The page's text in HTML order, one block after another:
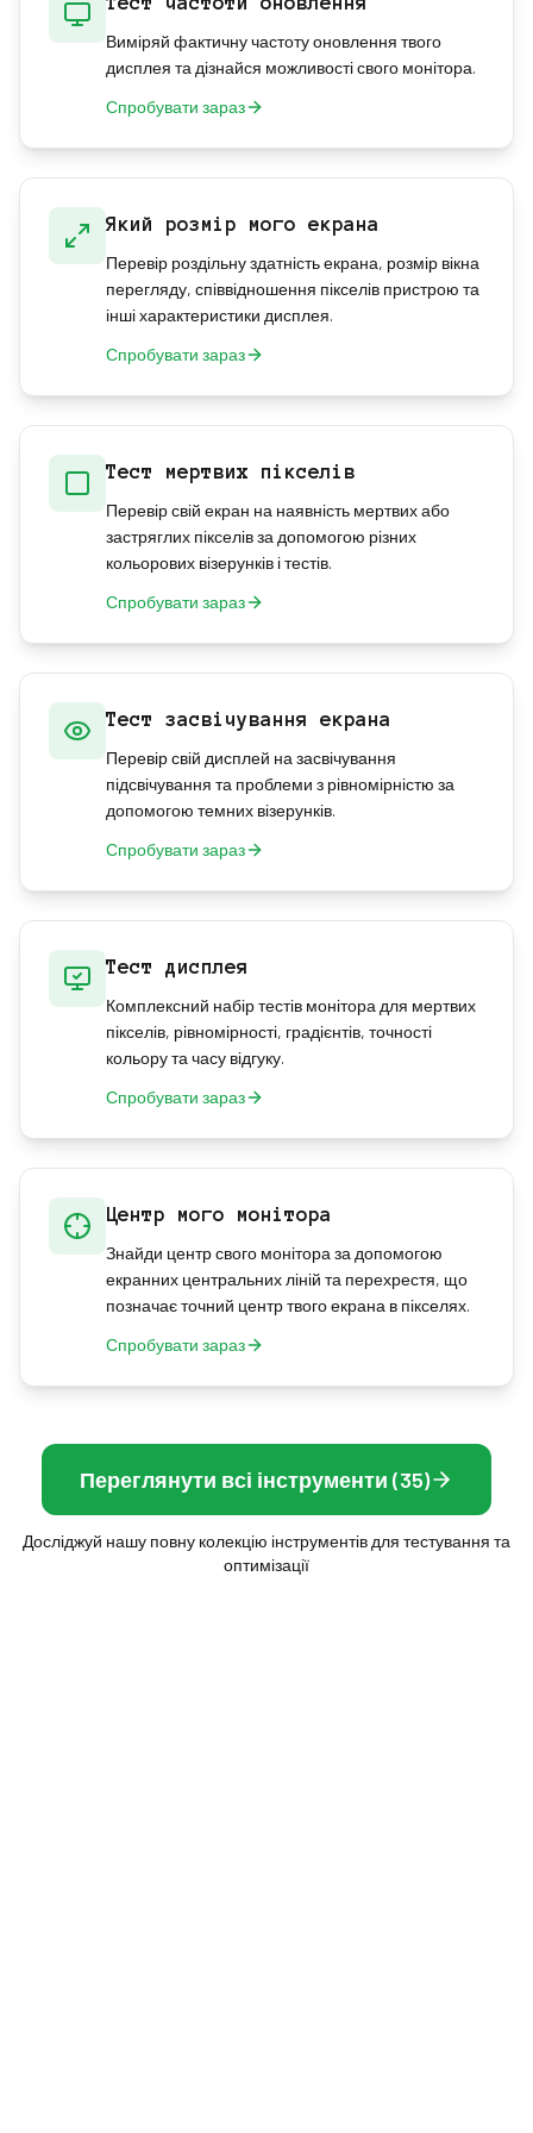
Виміряй фактичну частоту оновлення твого
дисплея та дізнайся можливості свого монітора.
Спробувати зараз
Який розмір мого екрана
Перевір роздільну здатність екрана, розмір вікна
перегляду, співвідношення пікселів пристрою та
інші характеристики дисплея.
Спробувати зараз
Тест мертвих пікселів
Перевір свій екран на наявність мертвих або
застряглих пікселів за допомогою різних
кольорових візерунків і тестів.
Спробувати зараз
Тест засвічування екрана
Перевір свій дисплей на засвічування
підсвічування та проблеми з рівномірністю за
допомогою темних візерунків.
Спробувати зараз
Тест дисплея
Комплексний набір тестів монітора для мертвих
пікселів, рівномірності, градієнтів, точності
кольору та часу відгуку.
Спробувати зараз
Центр мого монітора
Знайди центр свого монітора за допомогою
екранних центральних ліній та перехрестя, що
позначає точний центр твого екрана в пікселях.
Спробувати зараз
Переглянути всі інструменти (35)
Досліджуй нашу повну колекцію інструментів для тестування та
оптимізації